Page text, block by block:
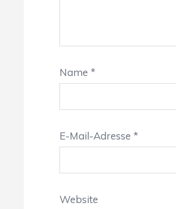
Name *
E-Mail-Adresse *
Website